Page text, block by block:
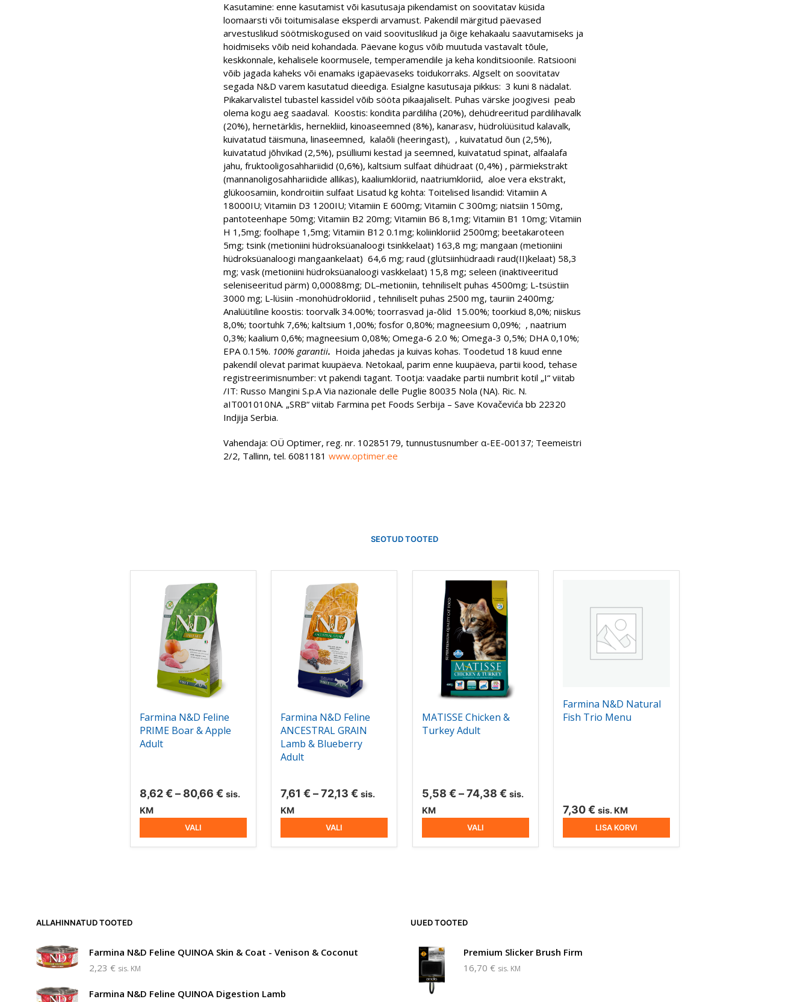
Kasutamine: enne kasutamist või kasutusaja pikendamist on soovitatav küsida
loomaarsti või toitumisalase eksperdi arvamust. Pakendil märgitud päevased
arvestuslikud söötmiskogused on vaid soovituslikud ja õige kehakaalu saavutamiseks ja
hoidmiseks võib neid kohandada. Päevane kogus võib muutuda vastavalt tõule,
keskkonnale, kehalisele koormusele, temperamendile ja keha konditsioonile. Ratsiooni
võib jagada kaheks või enamaks igapäevaseks toidukorraks. Algselt on soovitatav
segada N&D varem kasutatud dieediga. Esialgne kasutusaja pikkus: 3 kuni 8 nädalat.
Pikakarvalistel tubastel kassidel võib sööta pikaajaliselt. Puhas värske joogivesi peab
olema kogu aeg saadaval. Koostis: kondita pardiliha (20%), dehüdreeritud pardilihavalk
(20%), hernetärklis, hernekliid, kinoaseemned (8%), kanarasv, hüdrolüüsitud kalavalk,
kuivatatud täismuna, linaseemned, kalaõli (heeringast), , kuivatatud õun (2,5%),
kuivatatud jõhvikad (2,5%), psülliumi kestad ja seemned, kuivatatud spinat, alfaalafa
jahu, fruktooligosahhariidid (0,6%), kaltsium sulfaat dihüdraat (0,4%) , pärmiekstrakt
(mannanoligosahhariidide allikas), kaaliumkloriid, naatriumkloriid, aloe vera ekstrakt,
glükoosamiin, kondroitiin sulfaat Lisatud kg kohta: Toitelised lisandid: Vitamiin A
18000IU; Vitamiin D3 1200IU; Vitamiin E 600mg; Vitamiin C 300mg; niatsiin 150mg,
pantoteenhape 50mg; Vitamiin B2 20mg; Vitamiin B6 8,1mg; Vitamiin B1 10mg; Vitamiin
H 1,5mg; foolhape 1,5mg; Vitamiin B12 0.1mg; koliinkloriid 2500mg; beetakaroteen
5mg; tsink (metioniini hüdroksüanaloogi tsinkkelaat) 163,8 mg; mangaan (metioniini
hüdroksüanaloogi mangaankelaat) 64,6 mg; raud (glütsiinhüdraadi raud(II)kelaat) 58,3
mg; vask (metioniini hüdroksüanaloogi vaskkelaat) 15,8 mg; seleen (inaktiveeritud
seleniseeritud pärm) 0,00088mg; DL–metioniin, tehniliselt puhas 4500mg; L-tsüstiin
3000 mg; L-lüsiin -monohüdrokloriid , tehniliselt puhas 2500 mg, tauriin 2400mg;
Analüütiline koostis: toorvalk 34.00%; toorrasvad ja-õlid 15.00%; toorkiud 8,0%; niiskus
8,0%; toortuhk 7,6%; kaltsium 1,00%; fosfor 0,80%; magneesium 0,09%; , naatrium
0,3%; kaalium 0,6%; magneesium 0,08%; Omega-6 2.0 %; Omega-3 0,5%; DHA 0,10%;
EPA 0.15%. 100% garantii. Hoida jahedas ja kuivas kohas. Toodetud 18 kuud enne
pakendil olevat parimat kuupäeva. Netokaal, parim enne kuupäeva, partii kood, tehase
registreerimisnumber: vt pakendi tagant. Tootja: vaadake partii numbrit kotil „I“ viitab
/IT: Russo Mangini S.p.A Via nazionale delle Puglie 80035 Nola (NA). Ric. N.
aIT001010NA. „SRB“ viitab Farmina pet Foods Serbija – Save Kovačevića bb 22320
Indjija Serbia.
Vahendaja: OÜ Optimer, reg. nr. 10285179, tunnustusnumber α-EE-00137; Teemeistri
2/2, Tallinn, tel. 6081181 www.optimer.ee
SEOTUD TOOTED
Farmina N&D Feline
PRIME Boar & Apple
Adult
8,62€ – 80,66 €Hinnavahemik:
80,66 €
sis.
KM
VALI
varianti.
Valikuid
saab
teha
tootelehel.
Farmina N&D Feline
ANCESTRAL GRAIN
Lamb & Blueberry
Adult
7,61 € –72,13 € Hinnavahemik:
72,13 €
sis.
KM
VALI
varianti.
Valikuid
saab
teha
tootelehel.
MATISSE Chicken &
Turkey Adult
5,58 € – 74,38 €Hinnavahemik:
74,38 €
sis.
KM
VALI
tootel
varianti.
Valikuid
tootelehel.
Farmina N&D Natural
Fish Trio Menu
7,30€ sis. KM
LISA KORVI
ALLAHINNATUD TOOTED
Farmina N&D Feline QUINOA Skin & Coat - Venison & Coconut
2,23 € sis. KM
Farmina N&D Feline QUINOA Digestion Lamb
UUED TOOTED
Premium Slicker Brush Firm
16,70 € sis. KM